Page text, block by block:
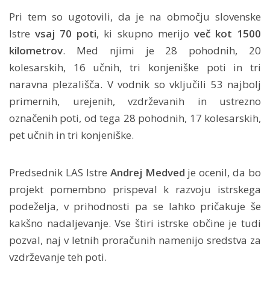
Pri tem so ugotovili, da je na območju slovenske
Istrevsaj 70 poti, ki skupno merijo več kot 1500
kilometrov. Med njimi je 28 pohodnih, 20
kolesarskih, 16 učnih, tri konjeniške poti in tri
naravna plezališča. V vodnik so vključili 53 najbolj
primernih, urejenih, vzdrževanih in ustrezno
označenih poti, od tega 28 pohodnih, 17 kolesarskih,
pet učnih in tri konjeniške.
Predsednik LAS Istre Andrej Medved je ocenil, da bo
projekt pomembno prispeval k razvoju istrskega
podeželja, v prihodnosti pa se lahko pričakuje še
kakšno nadaljevanje. Vse štiri istrske občine je tudi
pozval, naj v letnih proračunih namenijo sredstva za
vzdrževanje teh poti.